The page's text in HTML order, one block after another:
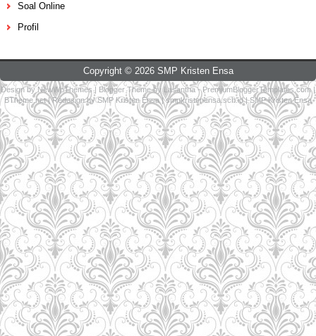
Soal Online
Profil
Copyright © 2026 SMP Kristen Ensa
Design byNewWpThemes| Blogger Theme byLasantha- PremiumBloggerTemplates.com|
BTheme.net| Redesign bySMP Kristen Ensa|smpkristenensa.sch.id|SMP Kristen Ensa